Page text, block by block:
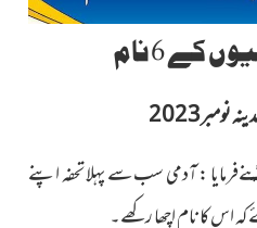
کے 6 نام
نومبر2023
نےفرمایا : آدمی سب سے پہلا تحفہ اپنے
کہ اس کا نام اچھا رکھے۔